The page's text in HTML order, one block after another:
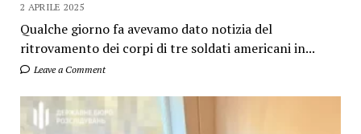
2 APRILE 2025
Qualche giorno fa avevamo dato notizia del
ritrovamento dei corpi di tre soldati americani in...
Leave a Comment